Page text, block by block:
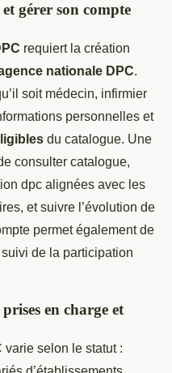
gérer son compte
requiert la création
nationale DPC.
soit médecin, infirmier
personnelles et
du catalogue. Une
consulter catalogue,
dpc alignées avec les
et suivre l’évolution de
permet également de
de la participation
en charge et
varie selon le statut :